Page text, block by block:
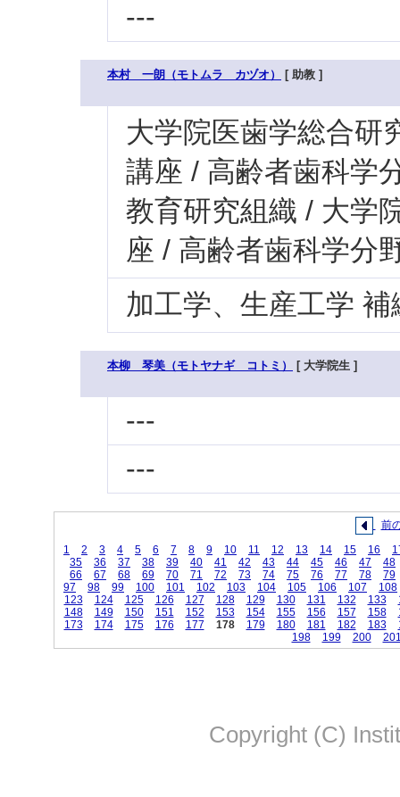
---
本村 一朗（モトムラ カヅオ） [ 助教 ]
大学院医歯学総合研
講座 / 高齢者歯科学
教育研究組織 / 大学
座 / 高齢者歯科学分
加工学、生産工学 補
本柳 琴美（モトヤナギ コトミ） [ 大学院生 ]
---
---
前
1
2 3 4 5 6 7 8 9 10 11 12 13 14 15 16
35
36 37 38 39 40 41 42 43 44 45 46 47
48
66
67 68 69 70 71 72 73 74 75 76 77 78
79
97
98 99 100 101 102 103 104 105 106 107
108
123
124 125 126 127 128 129 130 131 132 133
148
149 150 151 152 153 154 155 156 157 158
173
174 175 176 177 178 179 180 181 182 183
198
199 200
Copyright (C)